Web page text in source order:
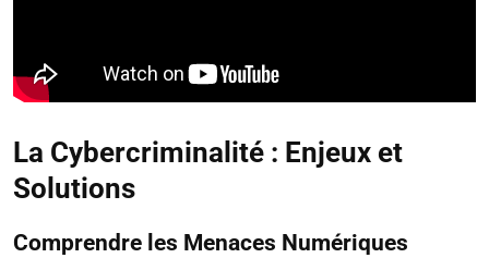
La Cybercriminalité : Enjeux et
Solutions
Comprendre les Menaces Numériques